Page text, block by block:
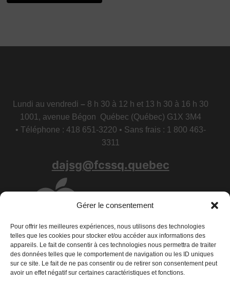
Gérer le consentement
Pour offrir les meilleures expériences, nous utilisons des technologies
telles que les cookies pour stocker et/ou accéder aux informations des
appareils. Le fait de consentir à ces technologies nous permettra de traiter
des données telles que le comportement de navigation ou les ID uniques
sur ce site. Le fait de ne pas consentir ou de retirer son consentement peut
avoir un effet négatif sur certaines caractéristiques et fonctions.
Lundi au vendredi – 8 h 30 à 12 h et 13 h 30 à 16 h 30
1001, avenue Bégon Québec (Québec) G1X 3M4
• Téléphone : 418 651-3220 • Sans frais : 1 800 463-
3311
dajsg@fcssq.quebec